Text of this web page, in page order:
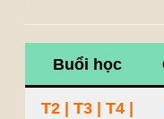
Buổi học
T2 | T3 | T4 |